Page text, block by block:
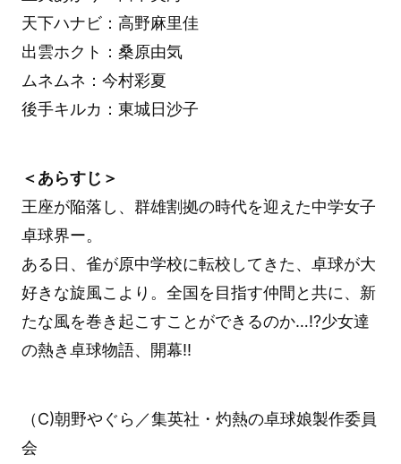
天下ハナビ：高野麻里佳
出雲ホクト：桑原由気
ムネムネ：今村彩夏
後手キルカ：東城日沙子
＜あらすじ＞
王座が陥落し、群雄割拠の時代を迎えた中学女子
卓球界ー。
ある日、雀が原中学校に転校してきた、卓球が大
好きな旋風こより。全国を目指す仲間と共に、新
たな風を巻き起こすことができるのか…!?少女達
の熱き卓球物語、開幕!!
（C)朝野やぐら／集英社・灼熱の卓球娘製作委員
会